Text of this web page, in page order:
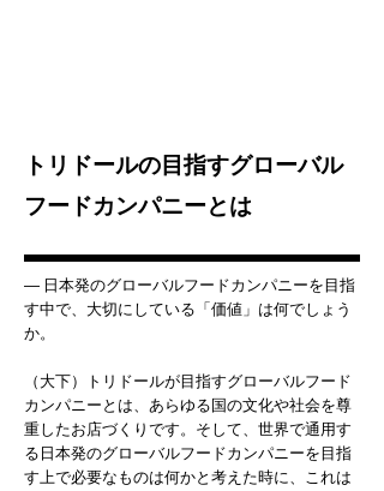
トリドールの目指すグローバル
フードカンパニーとは
― 日本発のグローバルフードカンパニーを目指
す中で、大切にしている「価値」は何でしょう
か。
（大下）トリドールが目指すグローバルフード
カンパニーとは、あらゆる国の文化や社会を尊
重したお店づくりです。そして、世界で通用す
る日本発のグローバルフードカンパニーを目指
す上で必要なものは何かと考えた時に、これは